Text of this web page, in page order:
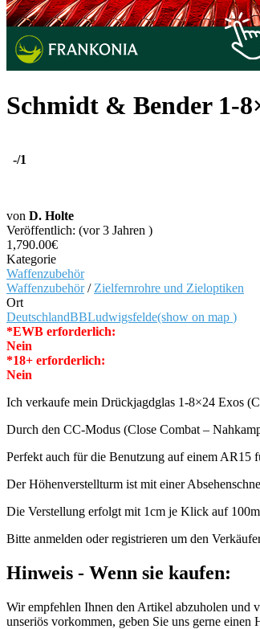
Schmidt & Bender 1-
-/1
von D. Holte
Veröffentlich: (vor 3 Jahren )
1,790.00€
Kategorie
Waffenzubehör
Waffenzubehör/ Zielfernrohre und Zieloptiken
Ort
DeutschlandBBLudwigsfelde(show on map )
*EWB erforderlich:
Nein
*18+ erforderlich:
Nein
Ich verkaufe mein Drückjagdglas 1-8×24 Exos
Durch den CC-Modus (Close Combat –
Perfekt auch für die Benutzung auf einem AR15
Der Höhenverstellturm ist mit einer
Die Verstellung erfolgt mit 1cm je Klick auf
Bitte anmelden oder registrieren um den
Hinweis - Wenn sie kaufen:
Wir empfehlen Ihnen den Artikel abzuholen und
unseriös vorkommen, geben Sie uns gerne einen